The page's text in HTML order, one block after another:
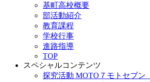
基町高校概要
部活動紹介
教育課程
学校行事
進路指導
TOP
スペシャルコンテンツ
探究活動 MOTO７モトセブン